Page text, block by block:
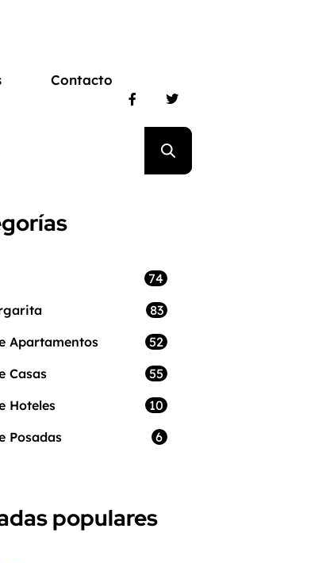
Contacto
74
83
Apartamentos 52
Casas 55
Hoteles 10
Posadas 6
populares